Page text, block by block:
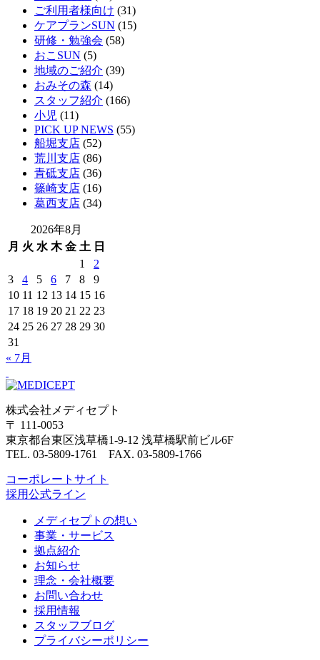
ご利用者様向け (31)
ケアプランSUN (15)
研修・勉強会 (58)
おこSUN (5)
地域のご紹介 (39)
おみその森 (14)
スタッフ紹介 (166)
小児 (11)
PICK UP NEWS (55)
船堀支店 (52)
荒川支店 (86)
青砥支店 (36)
篠崎支店 (16)
葛西支店 (34)
2026年8月
月 火 水 木 金 土 日
1
2
3
4 5 6 7 8
9
10 11 12 13 14 15 16
17 18 19 20 21 22 23
24 25 26 27 28 29 30
31
« 7月
株式会社メディセプト
〒 111-0053
東京都台東区浅草橋1-9-12 浅草橋駅前ビル6F
TEL. 03-5809-1761 FAX. 03-5809-1766
コーポレートサイト
採用公式ライン
メディセプトの想い
事業・サービス
拠点紹介
お知らせ
理念・会社概要
お問い合わせ
採用情報
スタッフブログ
プライバシーポリシー